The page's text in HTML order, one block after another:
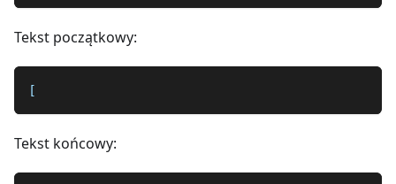
Tekst początkowy:
[
Tekst końcowy: